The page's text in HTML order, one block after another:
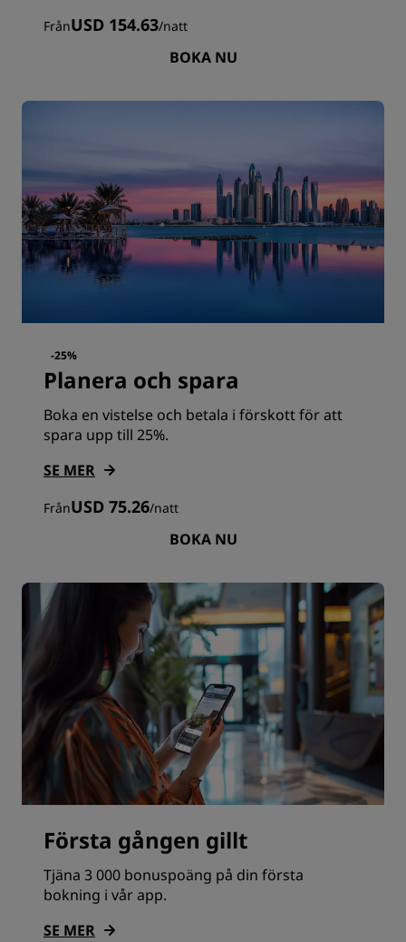
FrånUSD 154.63/natt
BOKA NU
-25%
Planera och spara
Boka en vistelse och betala i förskott för att
spara upp till 25%.
SE MER
FrånUSD 75.26/natt
BOKA NU
Första gången gillt
Tjäna 3 000 bonuspoäng på din första
bokning i vår app.
SE MER